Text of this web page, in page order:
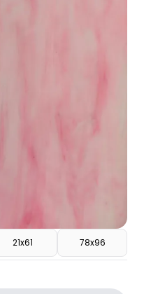
21x61 78x96